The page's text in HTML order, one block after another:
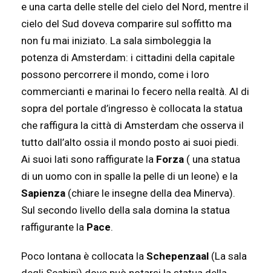
e una carta delle stelle del cielo del Nord, mentre il
cielo del Sud doveva comparire sul soffitto ma
non fu mai iniziato. La sala simboleggia la
potenza di Amsterdam: i cittadini della capitale
possono percorrere il mondo, come i loro
commercianti e marinai lo fecero nella realtà. Al di
sopra del portale d’ingresso è collocata la statua
che raffigura la città di Amsterdam che osserva il
tutto dall’alto ossia il mondo posto ai suoi piedi.
Ai suoi lati sono raffigurate la Forza ( una statua
di un uomo con in spalle la pelle di un leone) e la
Sapienza (chiare le insegne della dea Minerva).
Sul secondo livello della sala domina la statua
raffigurante la Pace.
Poco lontana è collocata la Schepenzaal (La sala